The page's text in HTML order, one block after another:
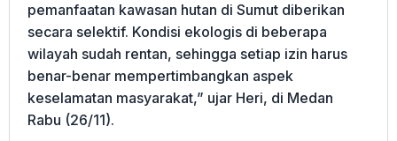
pemanfaatan kawasan hutan di Sumut diberikan
secara selektif. Kondisi ekologis di beberapa
wilayah sudah rentan, sehingga setiap izin harus
benar-benar mempertimbangkan aspek
keselamatan masyarakat,” ujar Heri, di Medan
Rabu (26/11).